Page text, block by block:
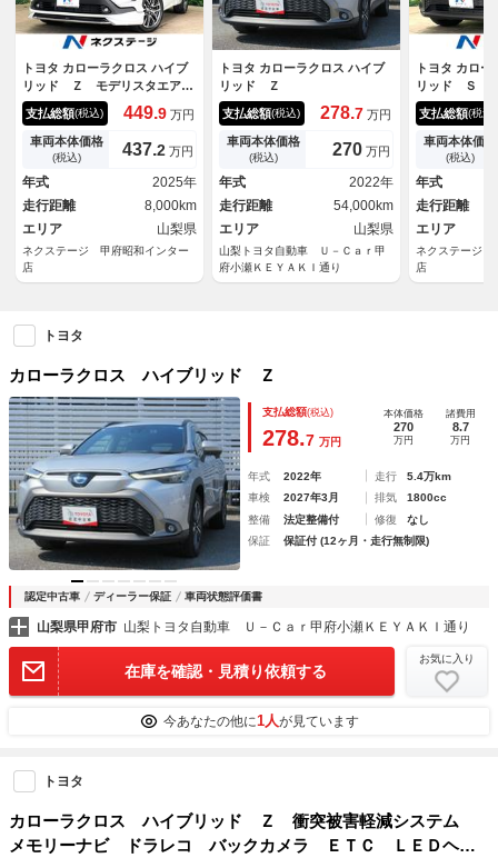
トヨタ カローラクロス ハイブ
リッド Ｚ モデリスタエア
ロ パノラマルーフ 寒冷地仕
様 １０．５インチディスプレ
イ 全周囲カメラ 衝突被害軽
減システム レーダークルー
ズ 禁煙車 ハーフレザーシー
ト 前席シートエアコン コー
ナーセンサー ＥＴＣ
支払総額(税込) 449.9 万円
車両本体価格
(税込) 437.2 万円
年式
2025年
走行距離
8,000km
エリア
山梨県
ネクステージ 甲府昭和インター
店
トヨタ カローラクロス ハイブ
リッド Ｚ
支払総額(税込) 278.7 万円
車両本体価格
(税込) 270 万円
年式
2022年
走行距離
54,000km
エリア
山梨県
山梨トヨタ自動車 Ｕ－Ｃａｒ甲
府小瀬ＫＥＹＡＫＩ通り
トヨタ カロ
リッド Ｓ
ドバンスト
レーダークル
ディスプレ
源 禁煙車
ー スマート
ド ＥＴＣ２
アコン
支払総額(税込)
車両本体価格
(税込)
年式
走行距離
エリア
ネクステージ
店
トヨタ
カローラクロス ハイブリッド Ｚ
支払総額(税込)
278.7 万円
本体価格
270
万円
諸費用
8.7
万円
年式 2022年 走行
5.4万km
車検
2027年3月 排気
1800cc
整備
法定整備付 修復
なし
保証
保証付 (12ヶ月・走行無制限)
認定中古車 ディーラー保証 車両状態評価書
山梨県甲府市 山梨トヨタ自動車 Ｕ－Ｃａｒ甲府小瀬ＫＥＹＡＫＩ通り
在庫を確認・見積り依頼する
お気に入り
今あなたの他に1人が見ています
トヨタ
カローラクロス ハイブリッド Ｚ 衝突被害軽減システム
メモリーナビ ドラレコ バックカメラ ＥＴＣ ＬＥＤヘッ